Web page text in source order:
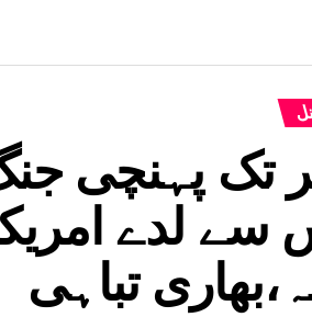
پہنچی جنگ
لدے
تباہی